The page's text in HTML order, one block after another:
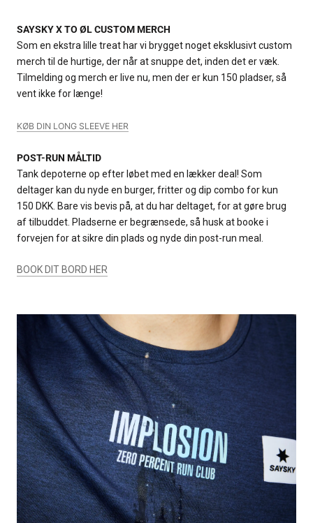
SAYSKY X TO ØL CUSTOM MERCH
Som en ekstra lille treat har vi brygget noget eksklusivt custom
merch til de hurtige, der når at snuppe det, inden det er væk.
Tilmelding og merch er live nu, men der er kun 150 pladser, så
vent ikke for længe!
KØB DIN LONG SLEEVE HER
POST-RUN MÅLTID
Tank depoterne op efter løbet med en lækker deal! Som
deltager kan du nyde en burger, fritter og dip combo for kun
150 DKK. Bare vis bevis på, at du har deltaget, for at gøre brug
af tilbuddet. Pladserne er begrænsede, så husk at booke i
forvejen for at sikre din plads og nyde din post-run meal.
BOOK DIT BORD HER